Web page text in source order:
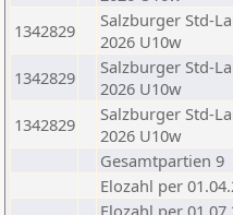
1342829
Salzburger Std-
2026 U10w
1342829
Salzburger Std-
2026 U10w
1342829
Salzburger Std-
2026 U10w
Gesamtpartien 9
Elozahl per
Elozahl per